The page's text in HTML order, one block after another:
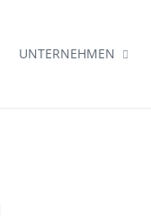
UNTERNEHMEN